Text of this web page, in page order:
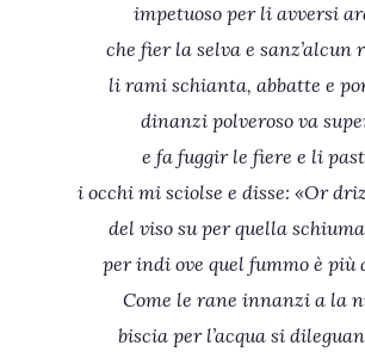
impetuoso per li avversi
che fier la selva e sanz’alcun
li rami schianta, abbatte e
dinanzi polveroso va
e fa fuggir le fiere e li
i occhi mi sciolse e disse: «Or
del viso su per quella
per indi ove quel fummo è più
Come le rane innanzi a la
biscia per l’acqua si